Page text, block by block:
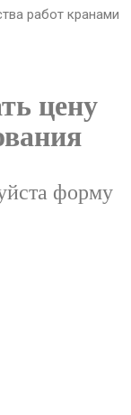
работ кранами
цену
форму